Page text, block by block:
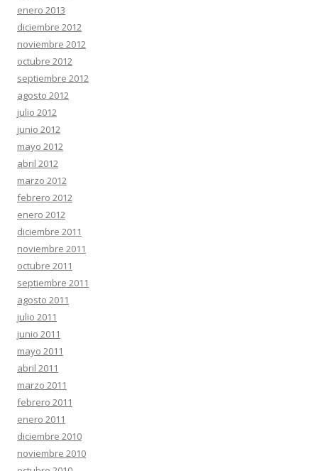
enero 2013
diciembre 2012
noviembre 2012
octubre 2012
septiembre 2012
agosto 2012
julio 2012
junio 2012
mayo 2012
abril 2012
marzo 2012
febrero 2012
enero 2012
diciembre 2011
noviembre 2011
octubre 2011
septiembre 2011
agosto 2011
julio 2011
junio 2011
mayo 2011
abril 2011
marzo 2011
febrero 2011
enero 2011
diciembre 2010
noviembre 2010